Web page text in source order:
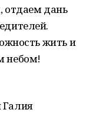
отдаем дань
жить и
небом!
Галия